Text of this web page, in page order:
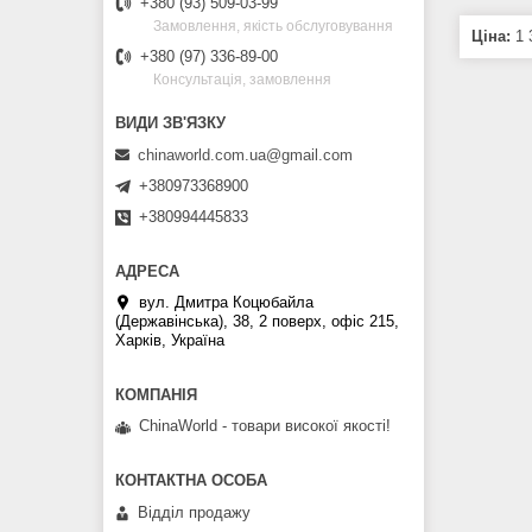
Ціна: 1
Замовлення, якість обслуговування
+380 (97) 336-89-00
Консультація, замовлення
chinaworld.com.ua@gmail.com
+380973368900
+380994445833
вул. Дмитра Коцюбайла
(Державінська), 38, 2 поверх, офіс 215,
Харків, Україна
ChinaWorld - товари високої якості!
Відділ продажу